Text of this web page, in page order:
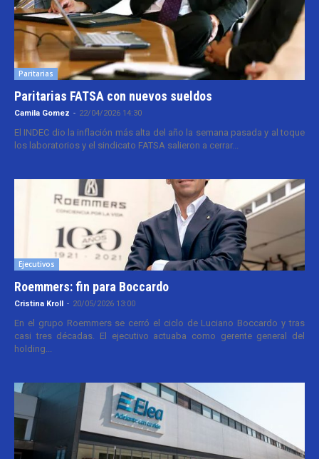
Paritarias
Paritarias FATSA con nuevos sueldos
Camila Gomez - 22/04/2026 14:30
El INDEC dio la inflación más alta del año la semana pasada y al toque
los laboratorios y el sindicato FATSA salieron a cerrar...
Ejecutivos
Roemmers: fin para Boccardo
Cristina Kroll - 20/05/2026 13:00
En el grupo Roemmers se cerró el ciclo de Luciano Boccardo y tras
casi tres décadas. El ejecutivo actuaba como gerente general del
holding...